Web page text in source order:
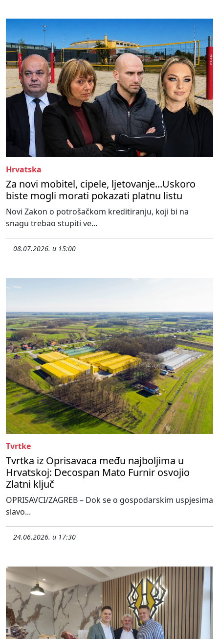
Hrvatska
Za novi mobitel, cipele, ljetovanje...Uskoro
biste mogli morati pokazati platnu listu
Novi Zakon o potrošačkom kreditiranju, koji bi na
snagu trebao stupiti ve...
08.07.2026. u 15:00
Tvrtke
Tvrtka iz Oprisavaca među najboljima u
Hrvatskoj: Decospan Mato Furnir osvojio
Zlatni ključ
OPRISAVCI/ZAGREB – Dok se o gospodarskim uspjesima
slavo...
24.06.2026. u 17:30